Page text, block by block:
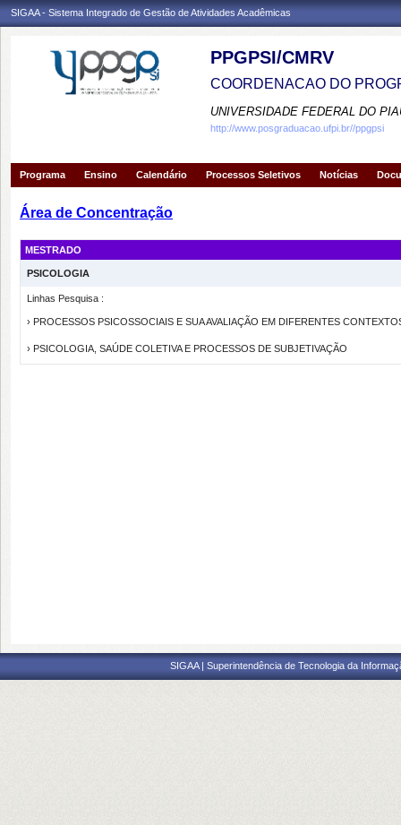
SIGAA - Sistema Integrado de Gestão de Atividades Acadêmicas
PPGPSI/CMRV
COORDENACAO DO
UNIVERSIDADE FEDERAL DO
http://www.posgraduacao.ufpi.br//ppgpsi
Programa Ensino Calendário Processos Seletivos Notícias
Área de Concentração
MESTRADO
PSICOLOGIA
Linhas Pesquisa :
› PROCESSOS PSICOSSOCIAIS E SUA AVALIAÇÃO EM DIFERENTES
› PSICOLOGIA, SAÚDE COLETIVA E PROCESSOS DE SUBJETIVAÇÃO
SIGAA | Superintendência de Tecnologia da